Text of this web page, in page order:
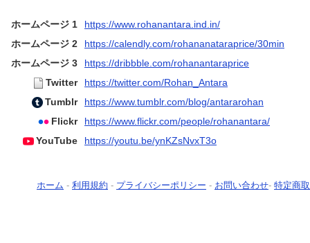
ホームページ 1
https://www.rohanantara.ind.in/
ホームページ 2
https://calendly.com/rohananataraprice/30min
ホームページ 3
https://dribbble.com/rohanantaraprice
Twitter
https://twitter.com/Rohan_Antara
Tumblr
https://www.tumblr.com/blog/antararohan
Flickr
https://www.flickr.com/people/rohanantara/
YouTube
https://youtu.be/ynKZsNvxT3o
ホーム - 利用規約 - プライバシーポリシー - お問い合わせ- 特定商